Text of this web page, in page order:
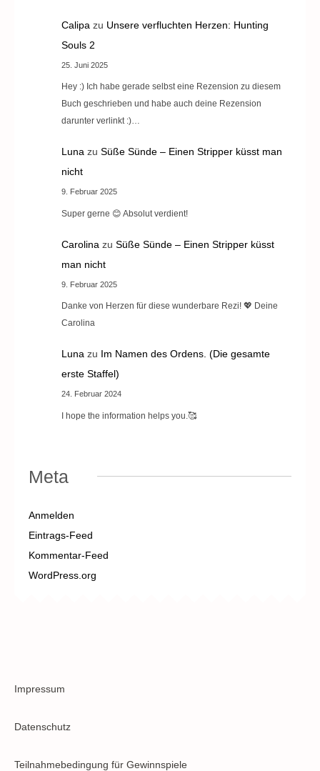
Calipa zu Unsere verfluchten Herzen: Hunting
Souls 2
25. Juni 2025
Hey :) Ich habe gerade selbst eine Rezension zu diesem
Buch geschrieben und habe auch deine Rezension
darunter verlinkt :)…
Lunazu Süße Sünde – Einen Stripper küsst man
nicht
9. Februar 2025
Super gerne 😊 Absolut verdient!
Carolina zu Süße Sünde – Einen Stripper küsst
man nicht
9. Februar 2025
Danke von Herzen für diese wunderbare Rezi! 💖 Deine
Carolina
Lunazu Im Namen des Ordens. (Die gesamte
erste Staffel)
24. Februar 2024
I hope the information helps you.🥰
Meta
Anmelden
Eintrags-Feed
Kommentar-Feed
WordPress.org
Impressum
Datenschutz
Teilnahmebedingung für Gewinnspiele